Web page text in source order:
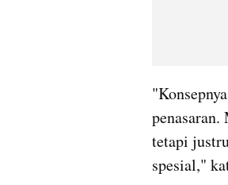
penasaran.
tetapi
spesial,"